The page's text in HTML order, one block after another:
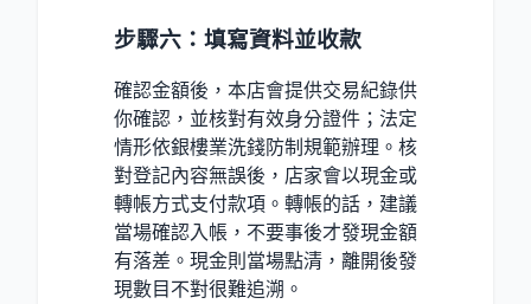
步驟六：填寫資料並收款
確認金額後，本店會提供交易紀錄供
你確認，並核對有效身分證件；法定
情形依銀樓業洗錢防制規範辦理。核
對登記內容無誤後，店家會以現金或
轉帳方式支付款項。轉帳的話，建議
當場確認入帳，不要事後才發現金額
有落差。現金則當場點清，離開後發
現數目不對很難追溯。